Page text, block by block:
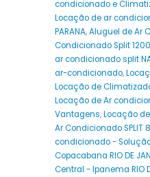
condicionado e
Locação de ar
PARANA,Aluguel de Ar
Condicionado Split
ar condicionado split
ar-condicionado,
Locação de
Locação de Ar
Vantagens,Locação
Ar Condicionado SPLIT
condicionado -
Copacabana RIO DE
Central - Ipanema RIO